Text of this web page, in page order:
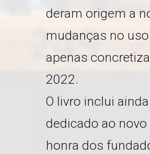
deram origem a
mudanças no
apenas
2022.
O livro inclui
dedicado ao
honra dos